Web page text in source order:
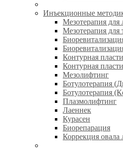
Инъекционные
Мезотерапия для
Мезотерапия для
Контурная
Контурная
Мезолифтинг
Ботулотерапия
Ботулотерапия
Плазмолифтинг
Лаеннек
Курасен
Биорепарация
Коррекция овала